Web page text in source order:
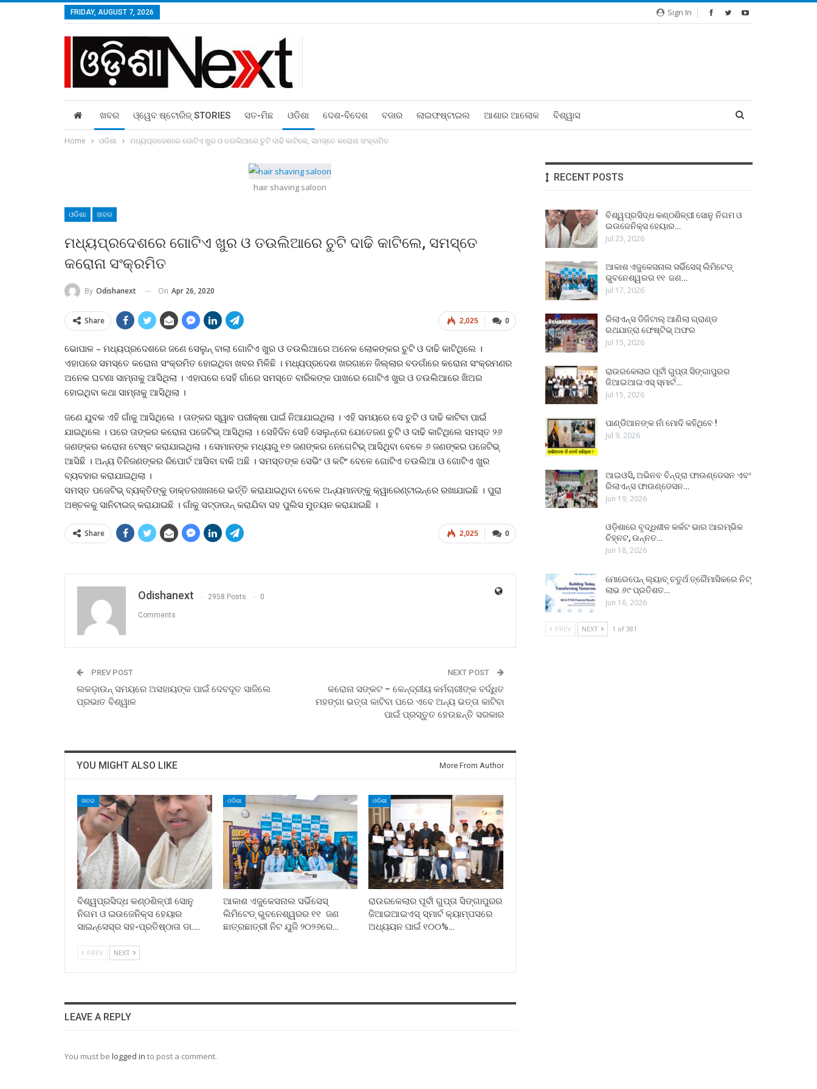
Sign In
FRIDAY, AUGUST 7, 2026
ଖବର ଓ୍ୱେବ ଷ୍ଟୋରିଜ୍‌ STORIES ସତ-ମିଛ ଓଡିଶା ଦେଶ-ବିଦେଶ ବଜାର ଲାଇଫଷ୍ଟାଇଲ ଆଶାର ଆଲୋକ ବିଶ୍ୱାସ
Home ଓଡିଶା ମଧ୍ୟପ୍ରଦେଶରେ ଗୋଟିଏ ଖୁର ଓ ତଉଲିଆରେ ଚୁଟି ଦାଢି କାଟିଲେ, ସମସ୍ତେ କରୋନା ସଂକ୍ରମିତ
hair shaving saloon
ଓଡିଶା ଖବର
ମଧ୍ୟପ୍ରଦେଶରେ ଗୋଟିଏ ଖୁର ଓ ତଉଲିଆରେ ଚୁଟି ଦାଢି କାଟିଲେ, ସମସ୍ତେ
କରୋନା ସଂକ୍ରମିତ
By Odishanext On Apr 26, 2020
0
2,025
Share
ଭୋପାଳ – ମଧ୍ୟପ୍ରଦେଶରେ ଜଣେ ସେଲୁନ୍‌ ବାଲା ଗୋଟିଏ ଖୁର ଓ ତଉଲିଆରେ ଅନେକ ଲୋକଙ୍କର ଚୁଟି ଓ ଦାଢି କାଟିଥିଲେ ।
ଏହାପରେ ସମସ୍ତେ କରୋନା ସଂକ୍ରମିତ ହୋଇଥିବା ଖବର ମିଳିଛି । ମଧ୍ୟପ୍ରଦେଶ ଖରଗାନେ ଜିଲ୍ଲାର ବଡଗାଁରେ କରୋନା ସଂକ୍ରମଣର
ଅନେକ ଘଟଣା ସାମ୍ନାକୁ ଆସିଥିଲା । ଏହାପରେ ସେହି ଗାଁରେ ସମସ୍ତେ ବାରିକଙ୍କ ପାଖରେ ଗୋଟିଏ ଖୁର ଓ ତଉଲିଆରେ ଖିଅର
ହୋଇଥିବା କଥା ସାମ୍ନାକୁ ଆସିଥିଲା ।
ଜଣେ ଯୁବକ ଏହି ଗାଁକୁ ଆସିଥିଲେ । ତାଙ୍କର ସ୍ୱାବ ପରୀକ୍ଷା ପାଇଁ ନିଆଯାଇଥିଲା । ଏହି ସମୟରେ ସେ ଚୁଟି ଓ ଦାଢି କାଟିବା ପାଇଁ
ଯାଇଥିଲେ । ପରେ ତାଙ୍କର କରୋନା ପଜେଟିଭ୍‌ ଆସିଥିଲା । ସେହିଦିନ ସେହି ସେଲୁନ୍‌ରେ ଯେତେଜଣ ଚୁଟି ଓ ଦାଢି କାଟିଥିଲେ ସମସ୍ତ ୨୬
ଜଣଙ୍କର କରୋନା ଟେଷ୍ଟ କରାଯାଇଥିଲା । ସେମାନଙ୍କ ମଧ୍ୟରୁ ୧୭ ଜଣଙ୍କର ନେଗେଟିଭ୍‌ ଆସିଥିବା ବେଳେ ୬ ଜଣଙ୍କର ପଜେଟିଭ୍
ଆସିଛି । ଅନ୍ୟ ତିନିଜଣଙ୍କର ରିପୋର୍ଟ ଆସିବା ବାକି ଅଛି । ସମସ୍ତଙ୍କ ସେଭିଂ ଓ କଟିଂ ବେଳେ ଗୋଟିଏ ତଉଲିଆ ଓ ଗୋଟିଏ ଖୁର
ବ୍ୟବହାର କରାଯାଇଥିଲା ।
ସମସ୍ତ ପଜେଟିଭ୍‌ ବ୍ୟକ୍ତିଙ୍କୁ ଡାକ୍ତରଖାନାରେ ଭର୍ତ୍ତି କରାଯାଇଥିବା ବେଳେ ଅନ୍ୟମାନଙ୍କୁ କ୍ୱାରେଣ୍ଟାଇନ୍‌ରେ ରଖାଯାଇଛି । ପୁରା
ଅଞ୍ଚଳକୁ ସାନିଟାଇଜ୍‌ କରାଯାଇଛି । ଗାଁକୁ ସଟ୍‌ଡାଉନ୍‌ କରାଯିବା ସହ ପୁଲିସ ମୁତୟନ କରାଯାଇଛି ।
0
2,025
Share
Odishanext 2958 Posts 0
Comments
PREV POST
ଲକଡ଼ାଉନ୍ ସମୟରେ ଅସହାୟଙ୍କ ପାଇଁ ଦେବଦୂତ ସାଜିଲେ
ପ୍ରଭାତ ବିଶ୍ୱାଳ
NEXT POST
କରୋନା ସଙ୍କଟ – କେନ୍ଦ୍ରୀୟ କର୍ମଚାରୀଙ୍କ ବର୍ଦ୍ଧିତ
ମହଙ୍ଗା ଭତ୍ତା କାଟିବା ପରେ ଏବେ ଅନ୍ୟ ଭତ୍ତା କାଟିବା
ପାଇଁ ପ୍ରସ୍ତୁତ ହେଉଛନ୍ତି ସରକାର
YOU MIGHT ALSO LIKE More From Author
ଖବର
ବିଶ୍ୱପ୍ରସିଦ୍ଧ କଣ୍ଠଶିଳ୍ପୀ ସୋନୁ
ନିଗମ ଓ ଇଉଜେନିକ୍ସ ହେୟାର
ସାଇନ୍ସେସ୍ର ସହ-ପ୍ରତିଷ୍ଠାତା ଡା.…
ଓଡିଶା
ଆକାଶ ଏଜୁକେସନାଲ ସର୍ଭିସେସ୍
ଲିମିଟେଡ୍ ଭୁବନେଶ୍ୱରର ୧୧ ଜଣ
ଛାତ୍ରଛାତ୍ରୀ ନିଟ ଯୁଜି ୨୦୨୬ରେ…
ଓଡିଶା
ରାଉରକେଲାର ପୂର୍ବୀ ଗୁପ୍ତା ସିଙ୍ଗାପୁରର
ଜିଆଇଆଇଏସ୍ ସ୍ମାର୍ଟ କ୍ୟାମ୍ପସରେ
ଅଧ୍ୟୟନ ପାଇଁ ୧୦୦%…
PREV NEXT
LEAVE A REPLY
You must be logged in to post a comment.
RECENT POSTS
ବିଶ୍ୱପ୍ରସିଦ୍ଧ କଣ୍ଠଶିଳ୍ପୀ ସୋନୁ ନିଗମ ଓ
ଇଉଜେନିକ୍ସ ହେୟାର…
Jul 23, 2026
ଆକାଶ ଏଜୁକେସନାଲ ସର୍ଭିସେସ୍ ଲିମିଟେଡ୍
ଭୁବନେଶ୍ୱରର ୧୧ ଜଣ…
Jul 17, 2026
ରିଲାଏନ୍ସ ଡିଜିଟାଲ୍ ଆଣିଲା ଗ୍ରାଣ୍ଡ
ରଥଯାତ୍ରା ଫେଷ୍ଟିଭ୍ ଅଫର
Jul 15, 2026
ରାଉରକେଲାର ପୂର୍ବୀ ଗୁପ୍ତା ସିଙ୍ଗାପୁରର
ଜିଆଇଆଇଏସ୍ ସ୍ମାର୍ଟ…
Jul 15, 2026
ପାଣ୍ଡିଆନଙ୍କ ନାଁ ମୋଦି କହିଥିବେ !
Jul 9, 2026
ଆଇଓସି, ଅଭିନବ ବିନ୍ଦ୍ରା ଫାଉଣ୍ଡେସନ ଏବଂ
ରିଲାଏନ୍ସ ଫାଉଣ୍ଡେସନ…
Jun 19, 2026
ଓଡ଼ିଶାରେ ବୃଦ୍ଧିଶୀଳ କର୍କଟ ଭାର ଆରମ୍ଭିକ
ଚିହ୍ନଟ, ଉନ୍ନତ…
Jun 18, 2026
ମୋରେପେନ୍ ଲ୍ୟାବ୍ ଚତୁର୍ଥ ତ୍ରୈମାସିକରେ ନିଟ୍
ଲାଭ ୬୯ ପ୍ରତିଶତ…
Jun 16, 2026
PREV NEXT 1 of 381